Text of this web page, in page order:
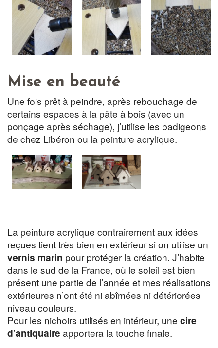
Mise en beauté
Une fois prêt à peindre, après rebouchage de
certains espaces à la pâte à bois (avec un
ponçage après séchage), j’utilise les badigeons
de chez Libéron ou la peinture acrylique.
La peinture acrylique contrairement aux idées
reçues tient très bien en extérieur si on utilise un
vernis marin pour protéger la création. J’habite
dans le sud de la France, où le soleil est bien
présent une partie de l’année et mes réalisations
extérieures n’ont été ni abîmées ni détériorées
niveau couleurs.
Pour les nichoirs utilisés en intérieur, une cire
d’antiquaire apportera la touche finale.